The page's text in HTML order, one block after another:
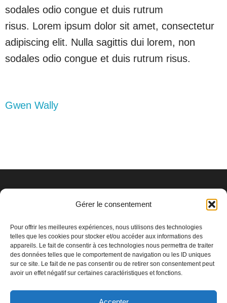
Gérer le consentement
Pour offrir les meilleures expériences, nous utilisons des technologies
telles que les cookies pour stocker et/ou accéder aux informations des
appareils. Le fait de consentir à ces technologies nous permettra de traiter
des données telles que le comportement de navigation ou les ID uniques
sur ce site. Le fait de ne pas consentir ou de retirer son consentement peut
avoir un effet négatif sur certaines caractéristiques et fonctions.
sodales odio congue et duis rutrum
risus. Lorem ipsum dolor sit amet, consectetur
adipiscing elit. Nulla sagittis dui lorem, non
sodales odio congue et duis rutrum risus.
Navigation
Gwen Wally
Qui sommes-
Notre
association
Protection
Politique de
confidentialité